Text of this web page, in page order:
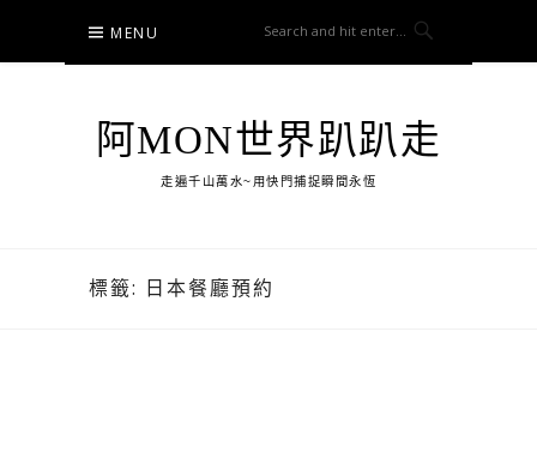
content
MENU
阿MON世界趴趴走
走遍千山萬水~用快門捕捉瞬間永恆
標籤: 日本餐廳預約